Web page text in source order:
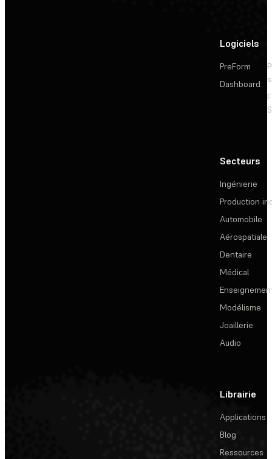
Logiciels
PreForm
Dashboard
Secteurs
Ingénierie
Production
Automobile
Aérospatiale
Dentaire
Médical
Modélisme
Joaillerie
Audio
Librairie
Applications
Blog
Ressources